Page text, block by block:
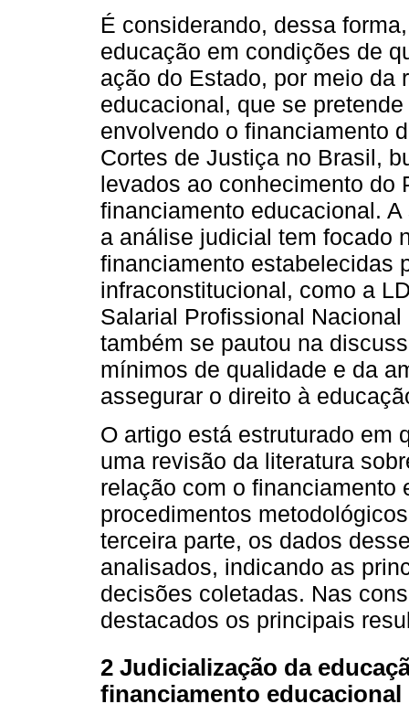
É considerando, dessa
educação em condições de
ação do Estado, por meio da
educacional, que se
envolvendo o financiamento
Cortes de Justiça no Brasil,
levados ao conhecimento do
financiamento educacional.
a análise judicial tem focado
financiamento estabelecidas
infraconstitucional, como a
Salarial Profissional
também se pautou na
mínimos de qualidade e da
assegurar o direito à
O artigo está estruturado em
uma revisão da literatura
relação com o financiamento
procedimentos
terceira parte, os dados
analisados, indicando as
decisões coletadas. Nas
destacados os principais
2 Judicialização da
financiamento educacional